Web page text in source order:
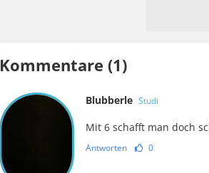
Kommentare (1)
Blubberle Studi
Mit 6 schafft man doch
Antworten 0